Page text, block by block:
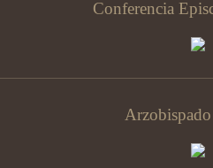
Conferencia